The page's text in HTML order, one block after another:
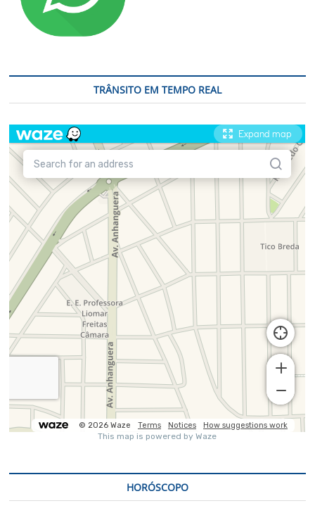
TRÂNSITO EM TEMPO REAL
HORÓSCOPO